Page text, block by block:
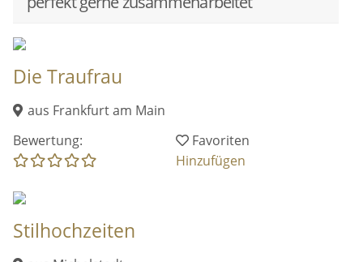
Die Traufrau
aus Frankfurt am Main
Bewertung:
Favoriten
Hinzufügen
Stilhochzeiten